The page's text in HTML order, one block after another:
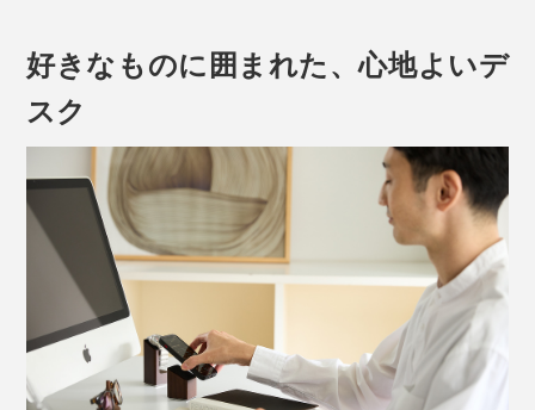
『M.SCOOP（エム スコープ）』は、デスクも、気持ち
も、ととのう、大人の収納道具です。
日本の木工職人が削り出した、ひとつ、ひとつを並べる
好きなものに囲まれた、心地よいデ
スク